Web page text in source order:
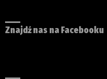
Znajdź nas na Facebooku